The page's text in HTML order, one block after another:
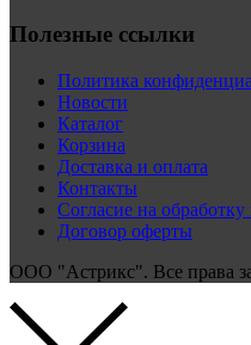
Полезные ссылки
Политика
Новости
Каталог
Корзина
Доставка и оплата
Контакты
Согласие на
Договор оферты
ООО "Астрикс". Все права